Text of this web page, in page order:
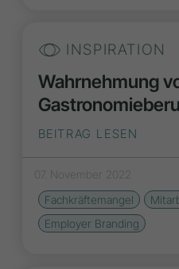
INSPIRATION
Wahrnehmung
BEITRAG LESEN
07. November 2022
Fachkräftemangel
Employer Branding